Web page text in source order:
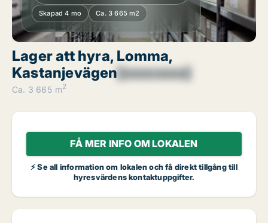
Skapad 4 mo Ca. 3 665 m2
Lager att hyra, Lomma,
Kastanjevägen[xxxxxxxx]
Ca. 3 665 m2
FÅ MER INFO OM LOKALEN
⚡ Se all information om lokalen och få direkt tillgång till
hyresvärdens kontaktuppgifter.